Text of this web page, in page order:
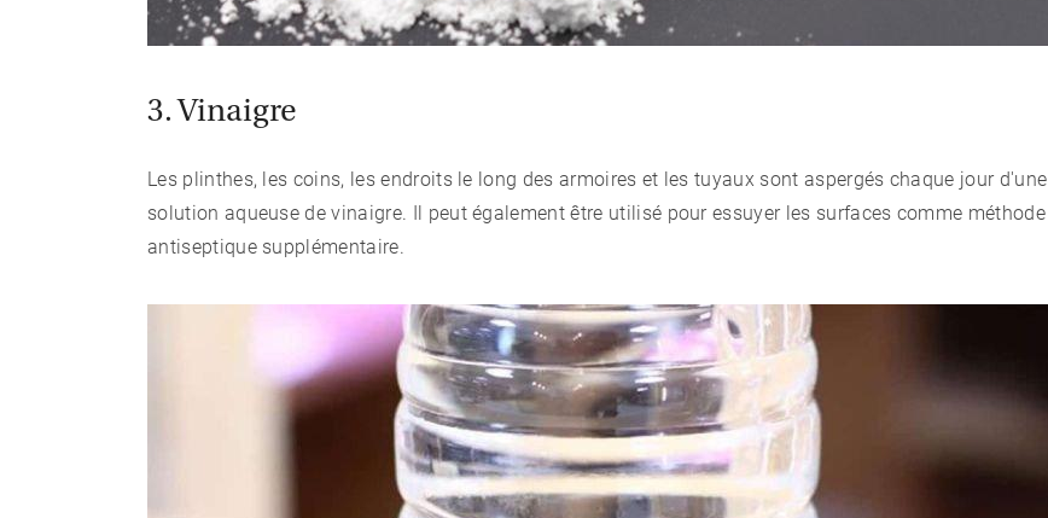
3. Vinaigre
Les plinthes, les coins, les endroits le long des armoires et les tuyaux sont aspergés chaque jour d'une
solution aqueuse de vinaigre. Il peut également être utilisé pour essuyer les surfaces comme méthode
antiseptique supplémentaire.